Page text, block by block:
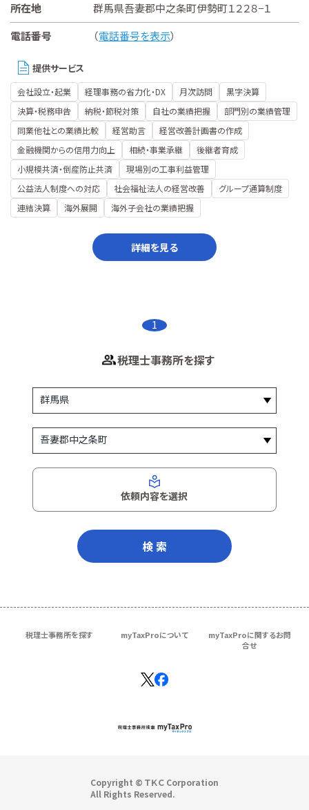
所在地
群馬県吾妻郡中之条町伊勢町１２２８−１
電話番号
（電話番号を表示）
提供サービス
会社設立・起業 経理事務の省力化・DX 月次訪問
黒字決算
決算・税務申告
納税・節税対策 自社の業績把握
部門別の業績管理
同業他社との業績比較
経営助言
経営改善計画書の作成
金融機関からの信用力向上
相続・事業承継
後継者育成
小規模共済・倒産防止共済
現場別の工事利益管理
公益法人制度への対応
社会福祉法人の経営改善
グループ通算制度
連結決算
海外展開 海外子会社の業績把握
詳細を見る
1
税理士事務所を探す
依頼内容を選択
検 索
税理士事務所を探す myTaxProについて
myTaxProに関するお問
合せ
Copyright © ＴＫＣ Corporation
All Rights Reserved.